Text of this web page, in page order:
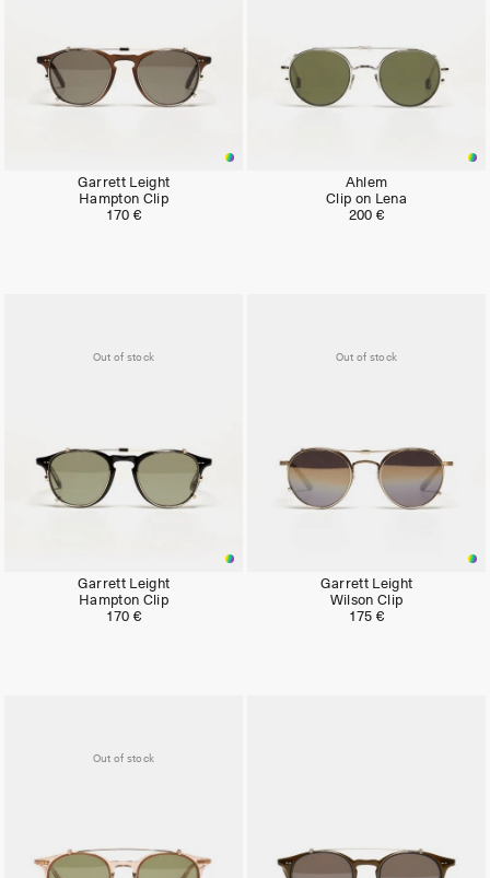
Garrett Leight
Hampton Clip
170 €
Ahlem
Clip on Lena
200 €
Out of stock
Garrett Leight
Hampton Clip
170 €
Out of stock
Garrett Leight
Wilson Clip
175 €
Out of stock